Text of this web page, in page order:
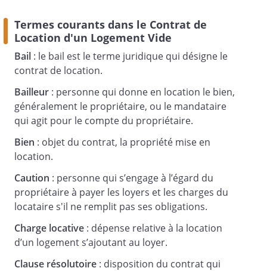
- Type d'habitat :
- Régime juridique :
- Surface habitable :
m
2
- Nombre de pièces principales :
Il est communiqué au locataire toutes les
informations nécessaires pour connaître
et de l'eau chaude sanitaire.
Article 4 - Date de prise d'effet et durée
du contrat
Termes courants dans le Contrat de
Location d'un Logement Vide
Bail : le bail est le terme juridique qui désigne le
contrat de location.
Bailleur : personne qui donne en location le bien,
généralement le propriétaire, ou le mandataire
qui agit pour le compte du propriétaire.
Bien : objet du contrat, la propriété mise en
location.
Caution : personne qui s’engage à l’égard du
propriétaire à payer les loyers et les charges du
locataire s'il ne remplit pas ses obligations.
Charge locative : dépense relative à la location
d’un logement s’ajoutant au loyer.
Clause résolutoire : disposition du contrat qui